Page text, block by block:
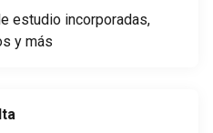
estudio incorporadas,
y más